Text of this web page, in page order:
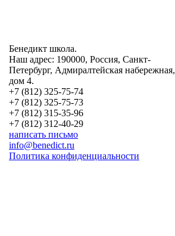
Бенедикт школа.
Наш адрес: 190000, Россия, Санкт-
Петербург, Адмиралтейская набережная,
дом 4.
+7 (812) 325-75-74
+7 (812) 325-75-73
+7 (812) 315-35-96
+7 (812) 312-40-29
написать письмо
info@benedict.ru
Политика конфиденциальности